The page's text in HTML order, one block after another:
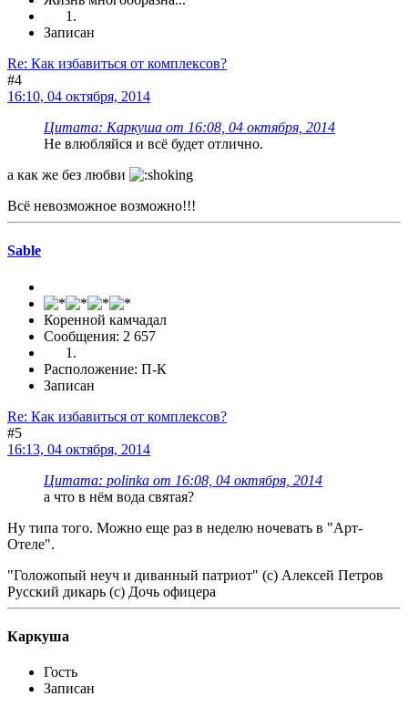
Записан
Re: Как избавиться от комплексов?
#4
16:10, 04 октября, 2014
Цитата: Каркуша от 16:08, 04 октября, 2014
Не влюбляйся и всё будет отлично.
а как же без любви
Всё невозможное возможно!!!
Sable
Коренной камчадал
Сообщения: 2 657
Расположение: П-К
Записан
Re: Как избавиться от комплексов?
#5
16:13, 04 октября, 2014
Цитата: polinka от 16:08, 04 октября, 2014
а что в нём вода святая?
Ну типа того. Можно еще раз в неделю ночевать в "Арт-
Отеле".
"Голожопый неуч и диванный патриот" (с) Алексей Петров
Русский дикарь (с) Дочь офицера
Каркуша
Гость
Записан